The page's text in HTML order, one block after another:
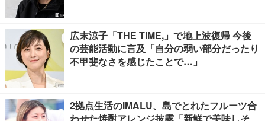
広末涼子「THE TIME,」で地上波復帰 今後
の芸能活動に言及「自分の弱い部分だったり
不甲斐なさを感じたことで…」
2拠点生活のIMALU、島でとれたフルーツ合